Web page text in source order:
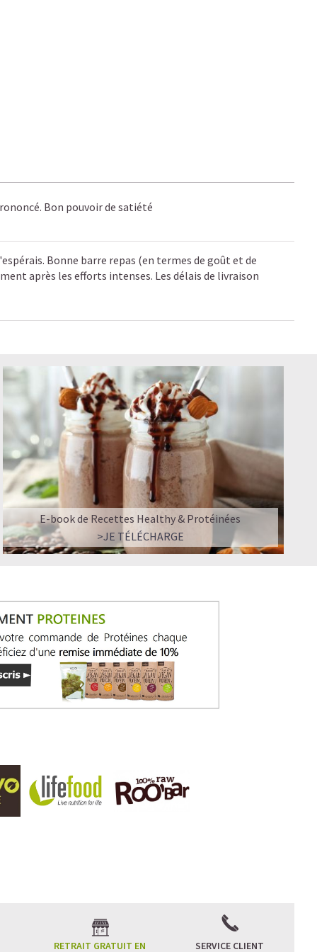
Bon pouvoir de satiété
Bonne barre repas (en termes de goût et de
après les efforts intenses. Les délais de livraison
E-book de Recettes Healthy & Protéinées
>JE TÉLÉCHARGE
RETRAIT GRATUIT EN
SERVICE CLIENT